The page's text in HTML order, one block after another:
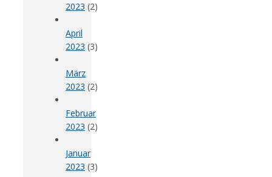
2023 (2)
April
2023 (3)
März
2023 (2)
Februar
2023 (2)
Januar
2023 (3)